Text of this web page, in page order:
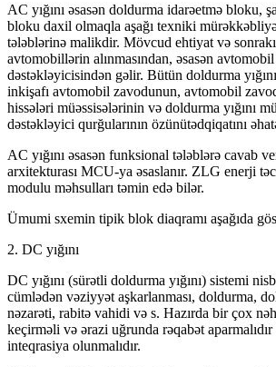
AC yığını əsasən doldurma idarəetmə bloku,
bloku daxil olmaqla aşağı texniki
tələblərinə malikdir. Mövcud ehtiyat və sonrakı
avtomobillərin alınmasından, əsasən
dəstəkləyicisindən gəlir. Bütün doldurma
inkişafı avtomobil zavodunun, avtomobil
hissələri müəssisələrinin və doldurma yığını
dəstəkləyici qurğularının özünütədqiqatını
AC yığını əsasən funksional tələblərə cavab
arxitekturası MCU-ya əsaslanır. ZLG enerji
modulu məhsulları təmin edə bilər.
Ümumi sxemin tipik blok diaqramı aşağıda
2. DC yığını
DC yığını (sürətli doldurma yığını) sistemi
cümlədən vəziyyət aşkarlanması, doldurma,
nəzarəti, rabitə vahidi və s. Hazırda bir çox
keçirməli və ərazi uğrunda rəqabət aparmalıdır
inteqrasiya olunmalıdır.